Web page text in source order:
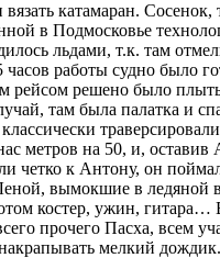
катамаран.
в Подмосковье
льдами, т.к. там
работы судно было
решено было плыть
там была палатка и
метров на 50, и,
четко к Антону, он
вымокшие в ледяной
костер, ужин, гитара…
прочего Пасха, всем
мелкий дождик.